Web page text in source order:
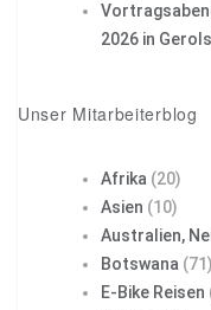
2026 in
Unser Mitarbeiterblog
Afrika (20)
Asien (10)
Australien,
Botswana (71)
E-Bike Reisen